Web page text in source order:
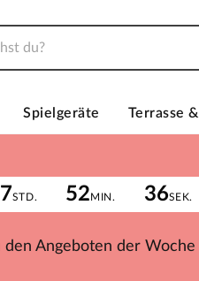
Spielgeräte Terrasse
STD. 52MIN. 36SEK.
den Angeboten der Woche